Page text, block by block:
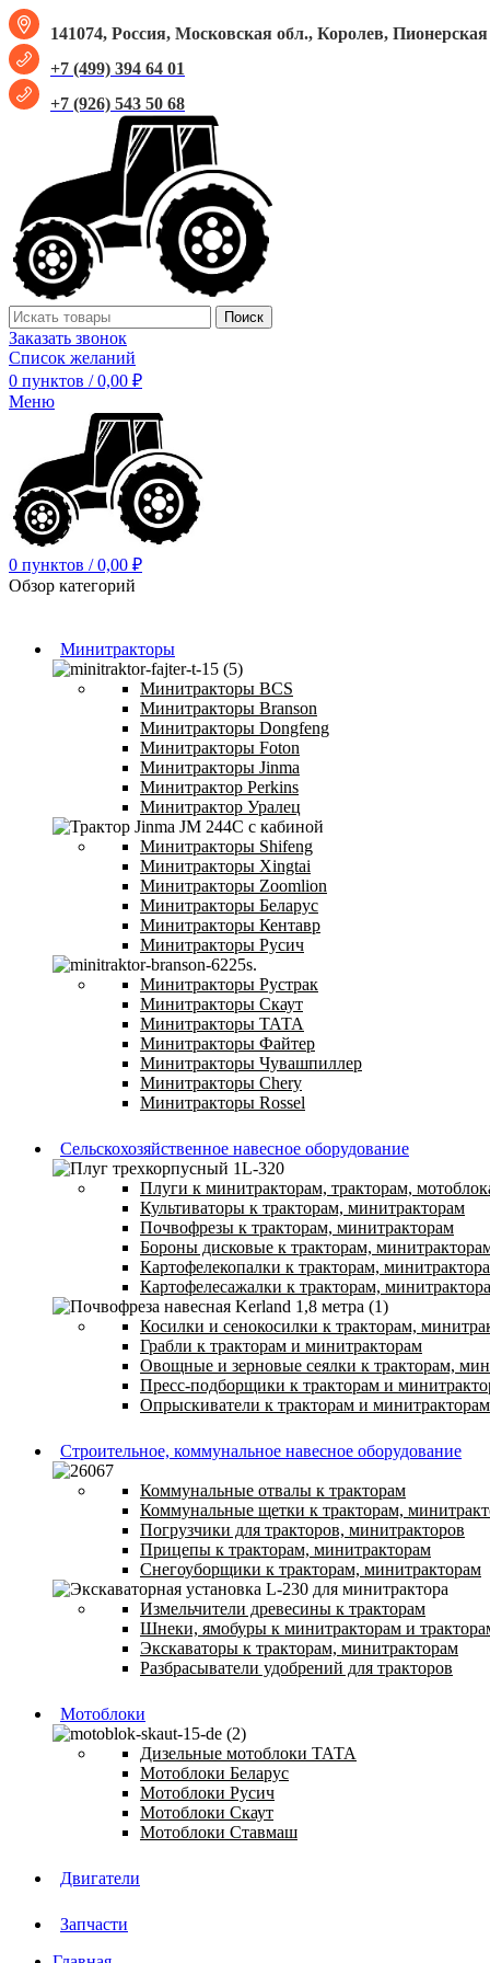
141074, Россия, Московская обл., Королев, Пионерская
+7 (499) 394 64 01
+7 (926) 543 50 68
Поиск
Заказать звонок
Список желаний
0 пунктов / 0,00 ₽
Меню
0 пунктов / 0,00 ₽
Обзор категорий
Минитракторы
Минитракторы BCS
Минитракторы Branson
Минитракторы Dongfeng
Минитракторы Foton
Минитракторы Jinma
Минитрактор Perkins
Минитрактор Уралец
Минитракторы Shifeng
Минитракторы Xingtai
Минитракторы Zoomlion
Минитракторы Беларус
Минитракторы Кентавр
Минитракторы Русич
Минитракторы Рустрак
Минитракторы Скаут
Минитракторы ТАТА
Минитракторы Файтер
Минитракторы Чувашпиллер
Минитракторы Chery
Минитракторы Rossel
Сельскохозяйственное навесное оборудование
Плуги к минитракторам, тракторам,
Культиваторы к тракторам, минитракторам
Почвофрезы к тракторам, минитракторам
Бороны дисковые к тракторам,
Картофелекопалки к тракторам,
Картофелесажалки к тракторам,
Косилки и сенокосилки к тракторам,
Грабли к тракторам и минитракторам
Овощные и зерновые сеялки к тракторам,
Пресс-подборщики к тракторам и
Опрыскиватели к тракторам и минитракторам
Строительное, коммунальное навесное оборудование
Коммунальные отвалы к тракторам
Коммунальные щетки к тракторам,
Погрузчики для тракторов, минитракторов
Прицепы к тракторам, минитракторам
Снегоуборщики к тракторам, минитракторам
Измельчители древесины к тракторам
Шнеки, ямобуры к минитракторам и
Экскаваторы к тракторам, минитракторам
Разбрасыватели удобрений для тракторов
Мотоблоки
Дизельные мотоблоки ТАТА
Мотоблоки Беларус
Мотоблоки Русич
Мотоблоки Скаут
Мотоблоки Ставмаш
Двигатели
Запчасти